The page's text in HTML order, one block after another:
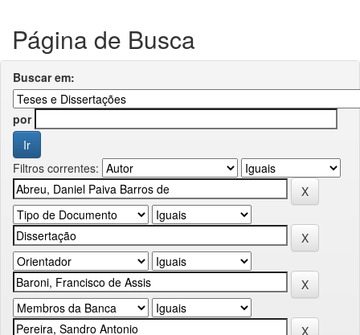
Página de Busca
Buscar em:
por
Filtros correntes: